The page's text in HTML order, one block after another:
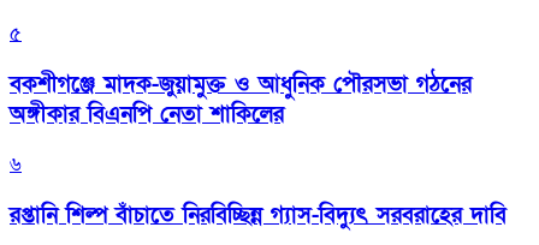
৫
বকশীগঞ্জে মাদক-জুয়ামুক্ত ও আধুনিক পৌরসভা গঠনের
অঙ্গীকার বিএনপি নেতা শাকিলের
৬
রপ্তানি শিল্প বাঁচাতে নিরবিচ্ছিন্ন গ্যাস-বিদ্যুৎ সরবরাহের দাবি